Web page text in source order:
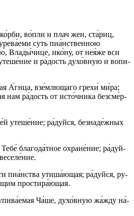
во́пли и плач жен, ста́риц,
суть пиа́нственною
Вла­ды́­чи­це, ико́­ну, от нея́же вси
и ра́­дость духо́вную и во­пи­
А́гнца, взе́млющаго гре­хи́ ми́­ра;
нам ра́­дость от ис­то́ч­ни­ка без­сме́р­
уте­ше́­ние; ра́­дуй­ся, безнаде́жных
благода́тное охране́ние; ра́­дуй­
пиа́нства утиша́ющая; ра́­дуй­ся, ру­
простира́ющая.
Ча́ше, духо́вную жа́жду на́­